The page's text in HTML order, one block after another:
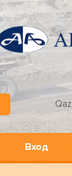
Qaz
Вход